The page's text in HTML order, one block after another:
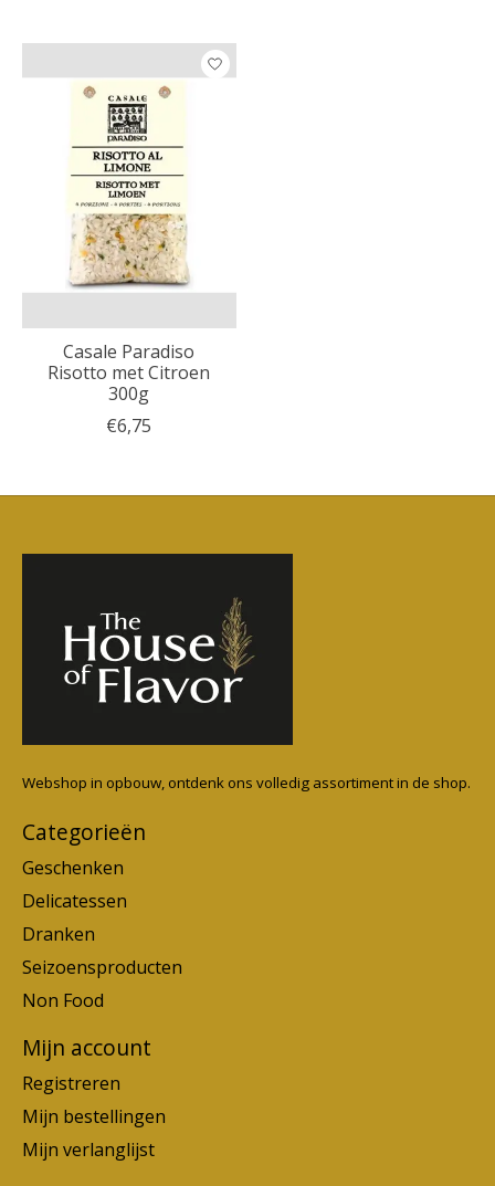
Casale Paradiso
Risotto met Citroen
300g
€6,75
Webshop in opbouw, ontdenk ons volledig assortiment in de shop.
Categorieën
Geschenken
Delicatessen
Dranken
Seizoensproducten
Non Food
Mijn account
Registreren
Mijn bestellingen
Mijn verlanglijst